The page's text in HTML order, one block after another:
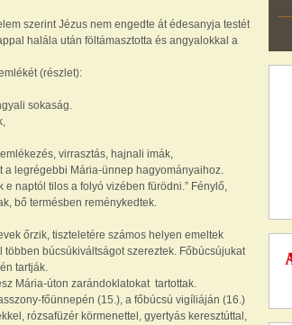
szerint Jézus nem engedte át édesanyja testét
halála után föltámasztotta és angyalokkal a
(részlet):
sokaság.
virrasztás, hajnali imák,
a legrégebbi Mária-ünnep hagyományaihoz.
e naptól tilos a folyó vizében fürödni.” Fénylő,
bő termésben reménykedtek.
őrzik, tiszteletére számos helyen emeltek
búcsúkiváltságot szereztek. Főbúcsújukat
tartják.
Mária-úton zarándoklatokat tartottak.
főünnepén (15.), a főbúcsú vigíliáján (16.)
rózsafüzér körmenettel, gyertyás keresztúttal,